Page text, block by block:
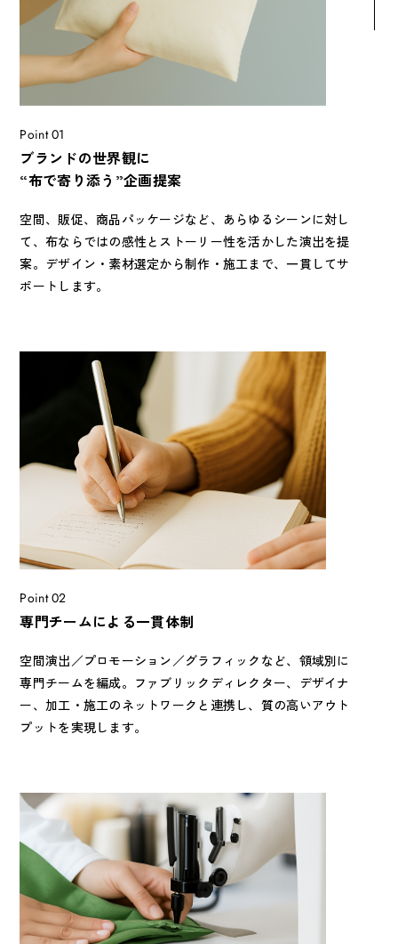
Point 01
ブランドの世界観に
“布で寄り添う”企画提案
空間、販促、商品パッケージなど、あらゆるシーンに対し
て、布ならではの感性とストーリー性を活かした演出を提
案。デザイン・素材選定から制作・施工まで、一貫してサ
ポートします。
Point 02
専門チームによる一貫体制
空間演出／プロモーション／グラフィックなど、領域別に
専門チームを編成。ファブリックディレクター、デザイナ
ー、加工・施工のネットワークと連携し、質の高いアウト
プットを実現します。